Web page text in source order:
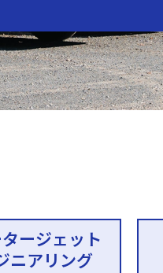
ージェット
ニアリング